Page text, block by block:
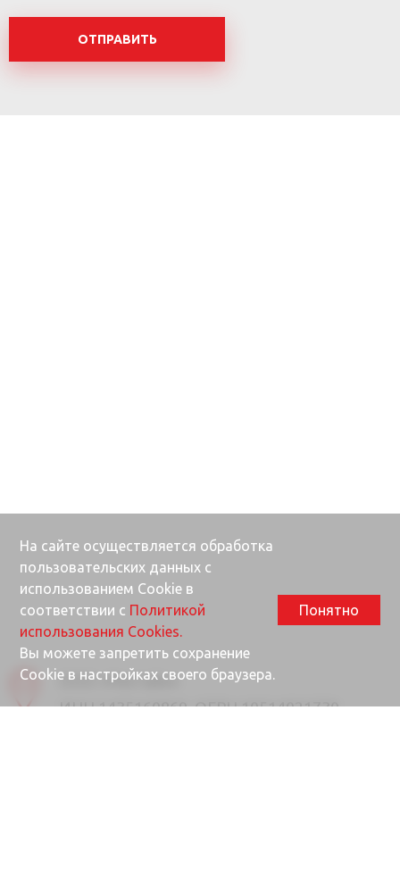
ОТПРАВИТЬ
ООО «Ректайм»
ИНН 1435160869, ОГРН 10514021730
На сайте осуществляется обработка
пользовательских данных с
использованием Cookie в
соответствии с Политикой
использования Cookies.
Вы можете запретить сохранение
Cookie в настройках своего браузера.
Понятно